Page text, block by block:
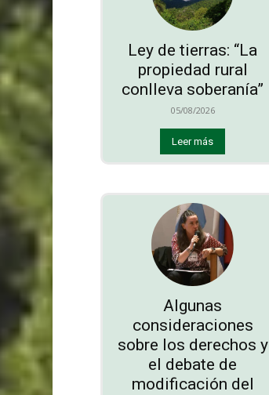
Ley de tierras: “La
propiedad rural
conlleva soberanía”
05/08/2026
Leer más
Algunas
consideraciones
sobre los derechos y
el debate de
modificación del